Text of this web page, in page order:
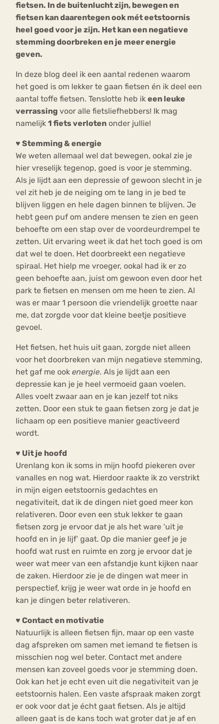
fietsen. In de buitenlucht zijn, bewegen en
fietsen kan daarentegen ook mét eetstoornis
heel goed voor je zijn. Het kan een negatieve
stemming doorbreken en je meer energie
geven.
In deze blog deel ik een aantal redenen waarom
het goed is om lekker te gaan fietsen én ik deel een
aantal toffe fietsen. Tenslotte heb ik een leuke
verrassing voor alle fietsliefhebbers! Ik mag
namelijk 1 fiets verloten onder jullie!
♥ Stemming & energie
We weten allemaal wel dat bewegen, ookal zie je
hier vreselijk tegenop, goed is voor je stemming.
Als je lijdt aan een depressie of gewoon slecht in je
vel zit heb je de neiging om te lang in je bed te
blijven liggen en hele dagen binnen te blijven. Je
hebt geen puf om andere mensen te zien en geen
behoefte om een stap over de voordeurdrempel te
zetten. Uit ervaring weet ik dat het toch goed is om
dat wel te doen. Het doorbreekt een negatieve
spiraal. Het hielp me vroeger, ookal had ik er zo
geen behoefte aan, juist om gewoon even door het
park te fietsen en mensen om me heen te zien. Al
was er maar 1 persoon die vriendelijk groette naar
me, dat zorgde voor dat kleine beetje positieve
gevoel.
Het fietsen, het huis uit gaan, zorgde niet alleen
voor het doorbreken van mijn negatieve stemming,
het gaf me ook energie. Als je lijdt aan een
depressie kan je je heel vermoeid gaan voelen.
Alles voelt zwaar aan en je kan jezelf tot niks
zetten. Door een stuk te gaan fietsen zorg je dat je
lichaam op een positieve manier geactiveerd
wordt.
♥ Uit je hoofd
Urenlang kon ik soms in mijn hoofd piekeren over
vanalles en nog wat. Hierdoor raakte ik zo verstrikt
in mijn eigen eetstoornis gedachtes en
negativiteit, dat ik de dingen niet goed meer kon
relativeren. Door even een stuk lekker te gaan
fietsen zorg je ervoor dat je als het ware ‘uit je
hoofd en in je lijf’ gaat. Op die manier geef je je
hoofd wat rust en ruimte en zorg je ervoor dat je
weer wat meer van een afstandje kunt kijken naar
de zaken. Hierdoor zie je de dingen wat meer in
perspectief, krijg je weer wat orde in je hoofd en
kan je dingen beter relativeren.
♥ Contact en motivatie
Natuurlijk is alleen fietsen fijn, maar op een vaste
dag afspreken om samen met iemand te fietsen is
misschien nog wel beter. Contact met andere
mensen kan zoveel goeds voor je stemming doen.
Ook kan het je echt even uit die negativiteit van je
eetstoornis halen. Een vaste afspraak maken zorgt
er ook voor dat je écht gaat fietsen. Als je altijd
alleen gaat is de kans toch wat groter dat je af en